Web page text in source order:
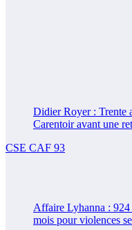
Didier Royer : Trente
Carentoir avant une
CSE CAF 93
Affaire Lyhanna : 924
mois pour violences